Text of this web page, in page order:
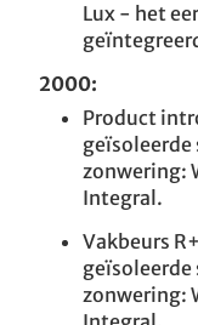
Lux - het
2000:
Product
zonwering:
Integral.
Vakbeurs
zonwering: